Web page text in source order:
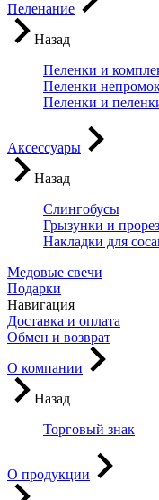
Пеленание
Назад
Пеленки и
Пеленки
Пеленки и
Аксессуары
Назад
Слингобусы
Грызунки и
Накладки для
Медовые свечи
Подарки
Навигация
Доставка и оплата
Обмен и возврат
О компании
Назад
Торговый знак
О продукции